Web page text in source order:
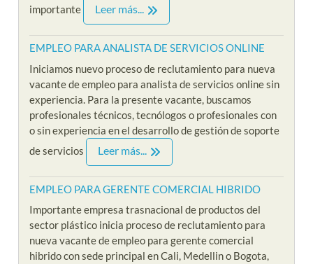
importante
Leer más...
EMPLEO PARA ANALISTA DE SERVICIOS ONLINE
Iniciamos nuevo proceso de reclutamiento para nueva
vacante de empleo para analista de servicios online sin
experiencia. Para la presente vacante, buscamos
profesionales técnicos, tecnólogos o profesionales con
o sin experiencia en el desarrollo de gestión de soporte
de servicios
Leer más...
EMPLEO PARA GERENTE COMERCIAL HIBRIDO
Importante empresa trasnacional de productos del
sector plástico inicia proceso de reclutamiento para
nueva vacante de empleo para gerente comercial
hibrido con sede principal en Cali, Medellin o Bogota,